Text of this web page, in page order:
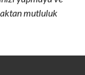
mutluluk